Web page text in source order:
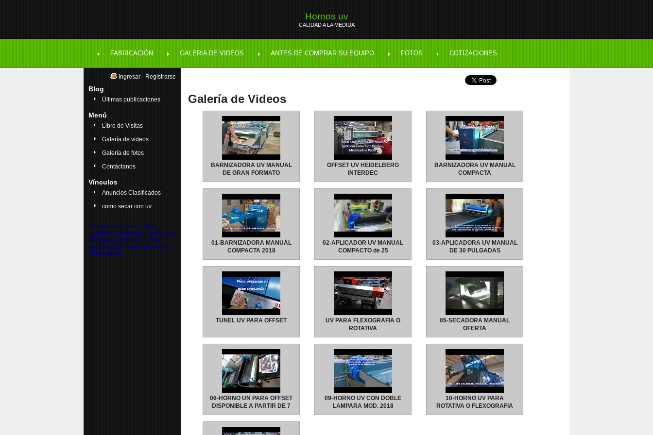
Hornos uv
CALIDAD A LA MEDIDA
FABRICACIÓN GALERIA DE VIDEOS ANTES DE COMPRAR SU EQUIPO FOTOS COTIZACIONES
Ingresar - Registrarse
Blog
Últimas publicaciones
Menú
Libro de Visitas
Galería de videos
Galería de fotos
Contáctanos
Vínculos
Anuncios Clasificados
como secar con uv
Damos servicio a toda la
republica mexicana y parte del
extranjero somos su mejor
opción en sistemas de curado
ultravioleta.
Galería de Videos
BARNIZADORA UV MANUAL
DE GRAN FORMATO
OFFSET UV HEIDELBERG
INTERDEC
BARNIZADORA UV MANUAL
COMPACTA
01-BARNIZADORA MANUAL
COMPACTA 2018
02-APLICADOR UV MANUAL
COMPACTO de 25
03-APLICADORA UV MANUAL
DE 30 PULGADAS
REFORZADA GARANTIZADA
TUNEL UV PARA OFFSET
UV PARA FLEXOGRAFIA O
ROTATIVA
05-SECADORA MANUAL
OFERTA
06-HORNO UN PARA OFFSET
DISPONIBLE A PARTIR DE 7
09-HORNO UV CON DOBLE
LAMPARA MOD. 2018
10-HORNO UV PARA
ROTATIVA O FLEXOGRAFIA
2018